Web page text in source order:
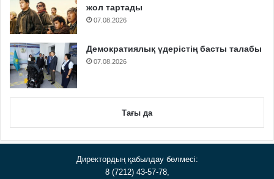
жол тартады
07.08.2026
Демократиялық үдерістің басты талабы
07.08.2026
Тағы да
Директордың қабылдау бөлмесі:
8 (7212) 43-57-78,